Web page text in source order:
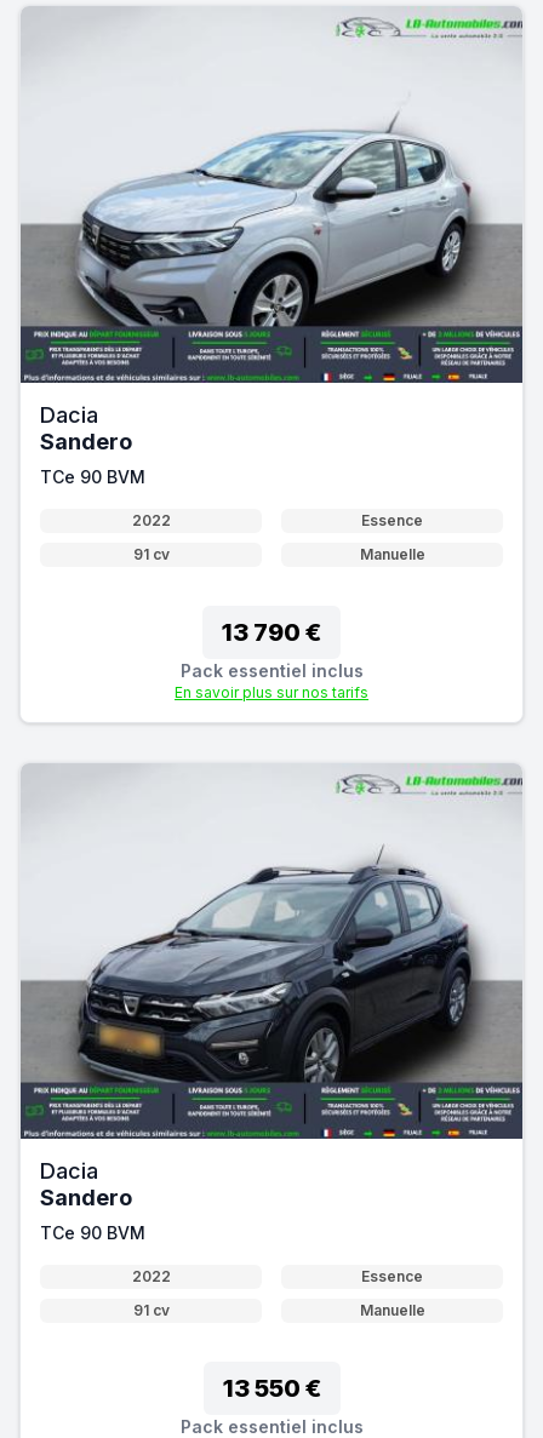
Dacia
Sandero
TCe 90 BVM
2022
Essence
91 cv
Manuelle
13 790 €
Pack essentiel inclus
En savoir plus sur nos tarifs
Dacia
Sandero
TCe 90 BVM
2022
Essence
91 cv
Manuelle
13 550 €
Pack essentiel inclus